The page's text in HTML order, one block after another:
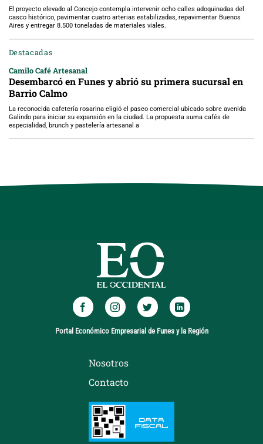
El proyecto elevado al Concejo contempla intervenir ocho calles adoquinadas del
casco histórico, pavimentar cuatro arterias estabilizadas, repavimentar Buenos
Aires y entregar 8.500 toneladas de materiales viales.
Destacadas
Camilo Café Artesanal
Desembarcó en Funes y abrió su primera sucursal en
Barrio Calmo
La reconocida cafetería rosarina eligió el paseo comercial ubicado sobre avenida
Galindo para iniciar su expansión en la ciudad. La propuesta suma cafés de
especialidad, brunch y pastelería artesanal a
Portal Económico Empresarial de Funes y la Región
Nosotros
Contacto